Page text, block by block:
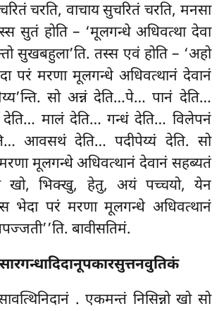
चरति, वाचाय सुचरितं चरति, मनसा
सुतं होति – ‘मूलगन्धे अधिवत्था देवा
सुखबहुला’ति. तस्स एवं होति – ‘अहो
परं मरणा मूलगन्धे अधिवत्थानं देवानं
सो अन्नं देति…पे… पानं देति…
मालं देति… गन्धं देति… विलेपनं
आवसथं देति… पदीपेय्यं देति. सो
मूलगन्धे अधिवत्थानं देवानं सहब्यतं
खो, भिक्खु, हेतु, अयं पच्चयो, येन
भेदा परं मरणा मूलगन्धे अधिवत्थानं
बावीसतिमं.
. एकमन्तं निसिन्नो खो सो